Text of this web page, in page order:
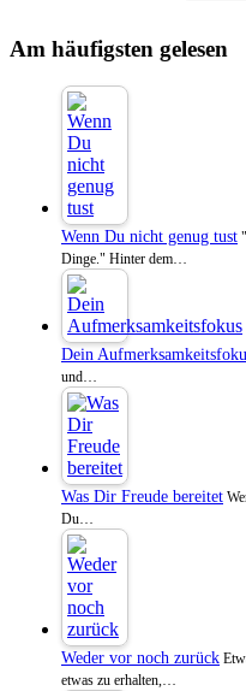
Am häufigsten gelesen
Wenn Du nicht genug tust
Dinge." Hinter dem…
Dein
und…
Was Dir Freude bereitet
Du…
Weder vor noch zurück
etwas zu erhalten,…